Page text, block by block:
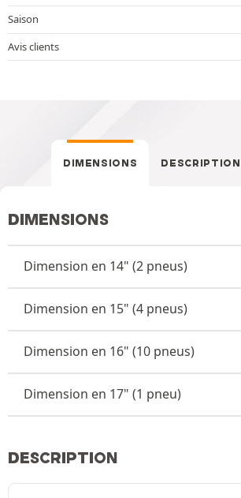
Saison
Avis clients
DIMENSIONS DESCRIPTION
DIMENSIONS
Dimension en 14" (2 pneus)
Dimension en 15" (4 pneus)
Dimension en 16" (10 pneus)
Dimension en 17" (1 pneu)
DESCRIPTION